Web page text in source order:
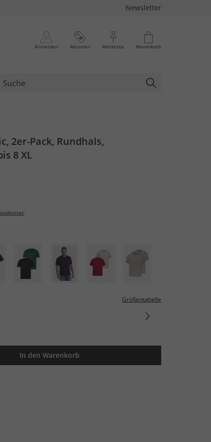
Newsletter
Anmelden Aktionen Merkliste Warenkorb
2er-Pack, Rundhals,
8 XL
Größentabelle
In den Warenkorb